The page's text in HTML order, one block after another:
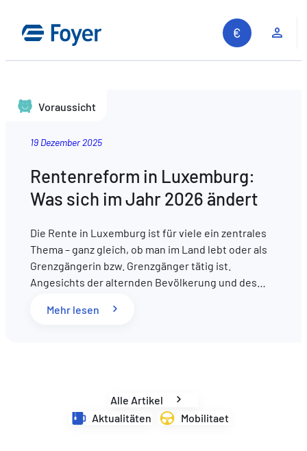
Auf unserer Website suchen
Voraussicht
19 Dezember 2025
Rentenreform in Luxemburg:
Was sich im Jahr 2026 ändert
Die Rente in Luxemburg ist für viele ein zentrales
Thema – ganz gleich, ob man im Land lebt oder als
Grenzgängerin bzw. Grenzgänger tätig ist.
Angesichts der alternden Bevölkerung und des…
Mehr lesen : Rentenreform in Luxemburg: Was sich
Alle Artikel
Aktualitäten
Mobilitaet